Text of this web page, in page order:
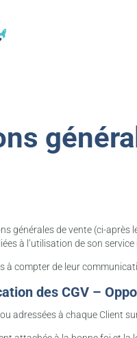
générales de vente (ci-
à l’utilisation de son service
à compter de leur
des CGV –
adressées à chaque Client